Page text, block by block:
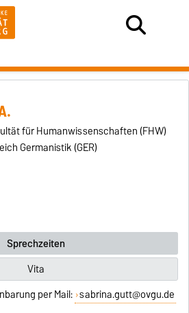
für Humanwissenschaften (FHW)
Germanistik (GER)
Sprechzeiten
Vita
per Mail: sabrina.gutt@ovgu.de